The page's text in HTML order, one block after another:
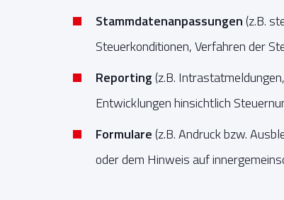
Stammdatenanpassungen(z.B.
Steuerkonditionen, Verfahren der
Reporting(z.B.
Entwicklungen hinsichtlich
Formulare(z.B. Andruck bzw.
oder dem Hinweis auf